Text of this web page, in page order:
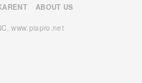
ABOUT US
www.piapro.net